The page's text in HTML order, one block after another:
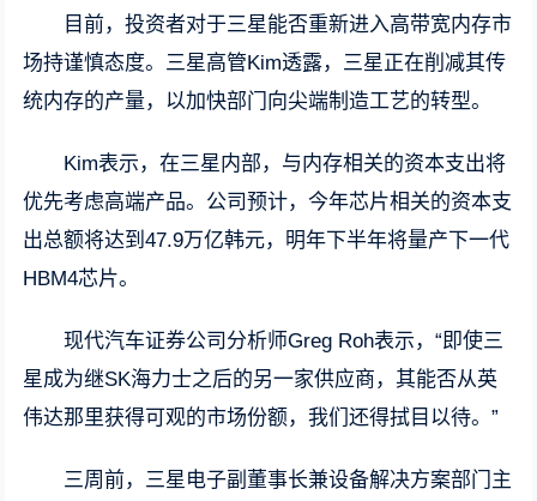
目前，投资者对于三星能否重新进入高带宽内存市
场持谨慎态度。三星高管Kim透露，三星正在削减其传
统内存的产量，以加快部门向尖端制造工艺的转型。
Kim表示，在三星内部，与内存相关的资本支出将
优先考虑高端产品。公司预计，今年芯片相关的资本支
出总额将达到47.9万亿韩元，明年下半年将量产下一代
HBM4芯片。
现代汽车证券公司分析师Greg Roh表示，“即使三
星成为继SK海力士之后的另一家供应商，其能否从英
伟达那里获得可观的市场份额，我们还得拭目以待。”
三周前，三星电子副董事长兼设备解决方案部门主